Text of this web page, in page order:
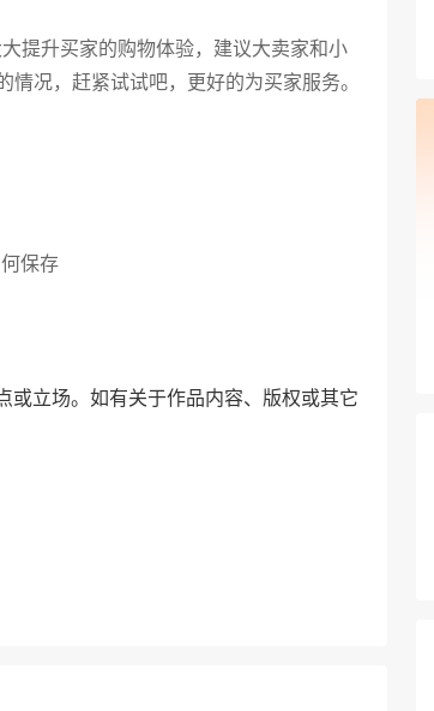
提升买家的购物体验，建议大卖家和小
况，赶紧试试吧，更好的为买家服务。
保存
或立场。如有关于作品内容、版权或其它